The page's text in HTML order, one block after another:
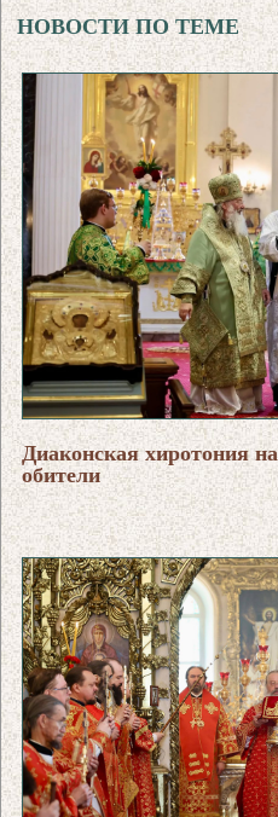
НОВОСТИ ПО ТЕМЕ
Диаконская хиротония
обители